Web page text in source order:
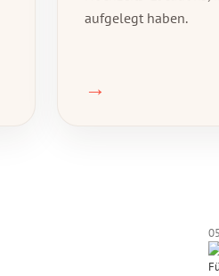
aufgelegt haben.
→